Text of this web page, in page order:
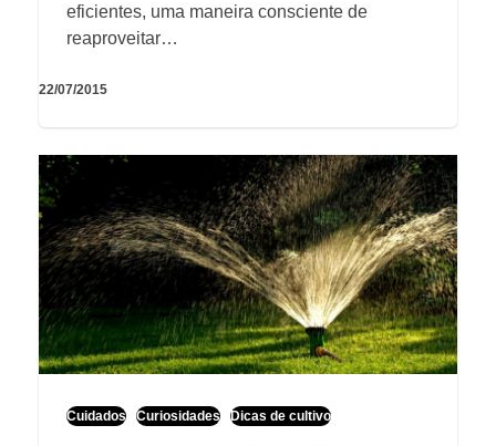
eficientes, uma maneira consciente de
reaproveitar…
22/07/2015
Cuidados Curiosidades Dicas de cultivo